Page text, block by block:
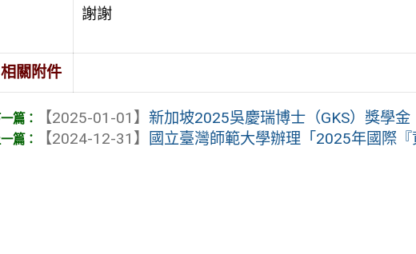
謝謝
相關附件
【2025-01-01】新加坡2025吳慶瑞博士（GKS）獎學金
【2024-12-31】
國立臺灣師範大學辦理「2025年國際